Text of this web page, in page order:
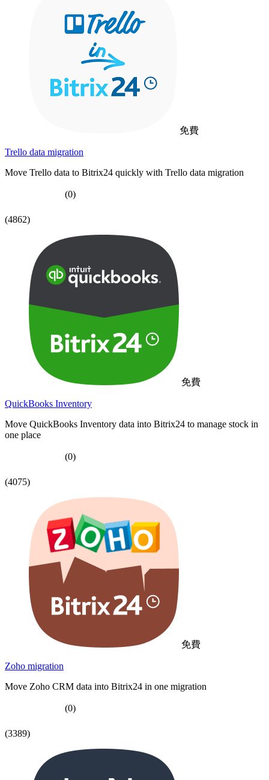
免費
Trello data migration
Move Trello data to Bitrix24 quickly with Trello data migration
(0)
(4862)
免費
QuickBooks Inventory
Move QuickBooks Inventory data into Bitrix24 to manage stock in
one place
(0)
(4075)
免費
Zoho migration
Move Zoho CRM data into Bitrix24 in one migration
(0)
(3389)